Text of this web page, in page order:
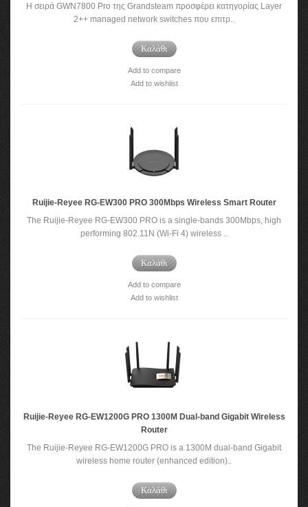
Η σειρά GWN7800 Pro της Grandsteam προσφέρει κατηγορίας Layer
2++ managed network switches που επιτρ..
Καλάθι
Add to compare
Add to wishlist
Ruijie-Reyee RG-EW300 PRO 300Mbps Wireless Smart Router
The Ruijie-Reyee RG-EW300 PRO is a single-bands 300Mbps, high
performing 802.11N (Wi-Fi 4) wireless ..
Καλάθι
Add to compare
Add to wishlist
Ruijie-Reyee RG-EW1200G PRO 1300M Dual-band Gigabit Wireless
Router
The Ruijie-Reyee RG-EW1200G PRO is a 1300M dual-band Gigabit
wireless home router (enhanced edition)..
Καλάθι